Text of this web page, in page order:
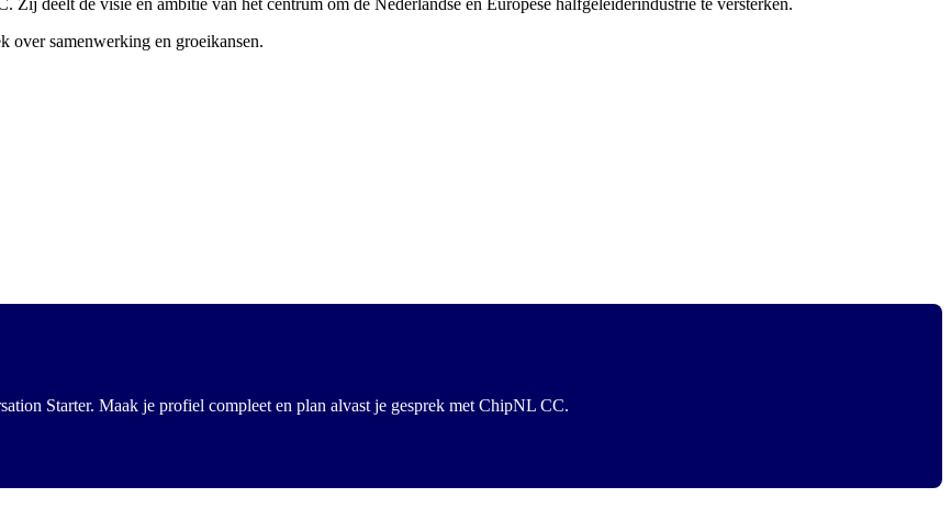
deelt de visie en ambitie van het centrum om de Nederlandse én Europese halfgeleiderindustrie te versterken.
over samenwerking en groeikansen.
Starter. Maak je profiel compleet en plan alvast je gesprek met ChipNL CC.